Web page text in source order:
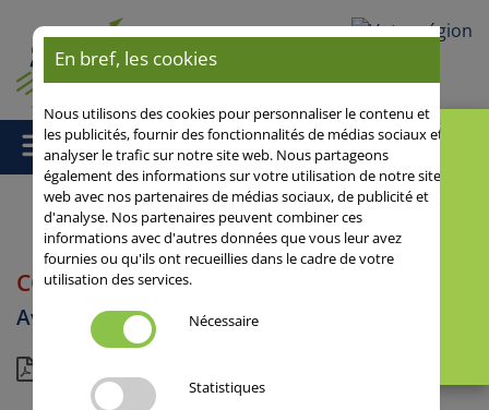
Accueil/ CODEX
CODEX
Avoine rude
Dossier
En bref, les cookies
Nous utilisons des cookies pour personnaliser le contenu et
les publicités, fournir des fonctionnalités de médias sociaux et
analyser le trafic sur notre site web. Nous partageons
également des informations sur votre utilisation de notre site
web avec nos partenaires de médias sociaux, de publicité et
d'analyse. Nos partenaires peuvent combiner ces
informations avec d'autres données que vous leur avez
fournies ou qu'ils ont recueillies dans le cadre de votre
utilisation des services.
Nécessaire
Statistiques